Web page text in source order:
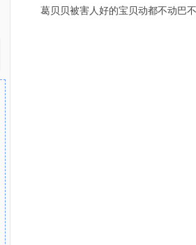
葛贝贝被害人好的宝贝动都不动巴